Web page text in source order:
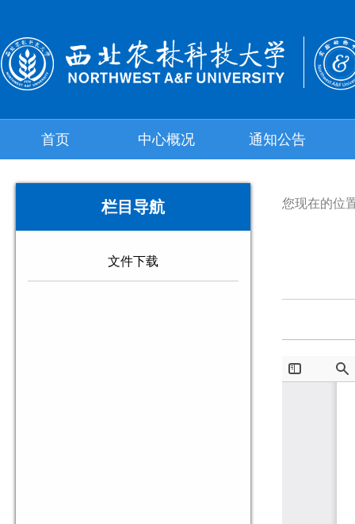
首页 中心概况 通知公告
栏目导航
文件下载
您现在的位